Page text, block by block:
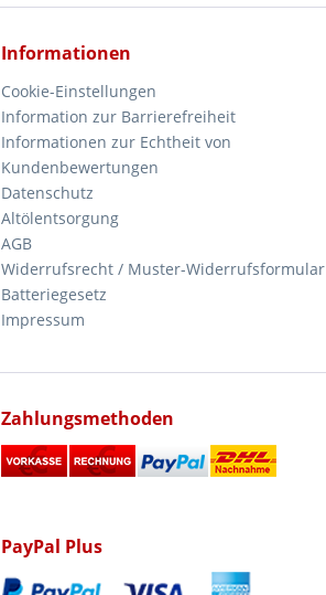
Informationen
Cookie-Einstellungen
Information zur Barrierefreiheit
Informationen zur Echtheit von
Kundenbewertungen
Datenschutz
Altölentsorgung
AGB
Widerrufsrecht / Muster-Widerrufsformular
Batteriegesetz
Impressum
Zahlungsmethoden
PayPal Plus